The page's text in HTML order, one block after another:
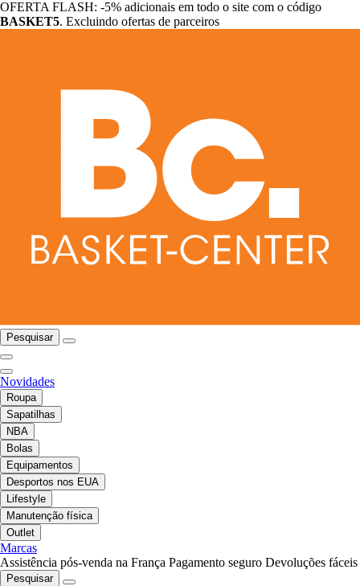
OFERTA FLASH: -5% adicionais em todo o site com o código
BASKET5. Excluindo ofertas de parceiros
Pesquisar
Novidades
Roupa
Sapatilhas
NBA
Bolas
Equipamentos
Desportos nos EUA
Lifestyle
Manutenção física
Outlet
Marcas
Assistência pós-venda na França Pagamento seguro Devoluções fáceis
Pesquisar